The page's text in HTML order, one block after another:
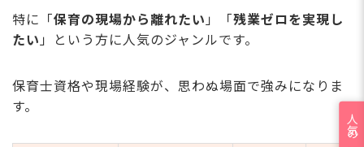
特に「保育の現場から離れたい 」「残業ゼロを実現し
たい 」という方に人気のジャンルです。
保育士資格や現場経験が、思わぬ場面で強みになりま
す。